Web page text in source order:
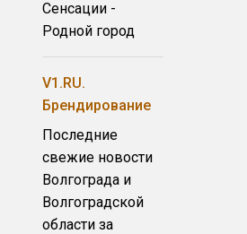
Сенсации -
Родной город
V1.RU.
Брендирование
Последние
свежие новости
Волгограда и
Волгоградской
области за